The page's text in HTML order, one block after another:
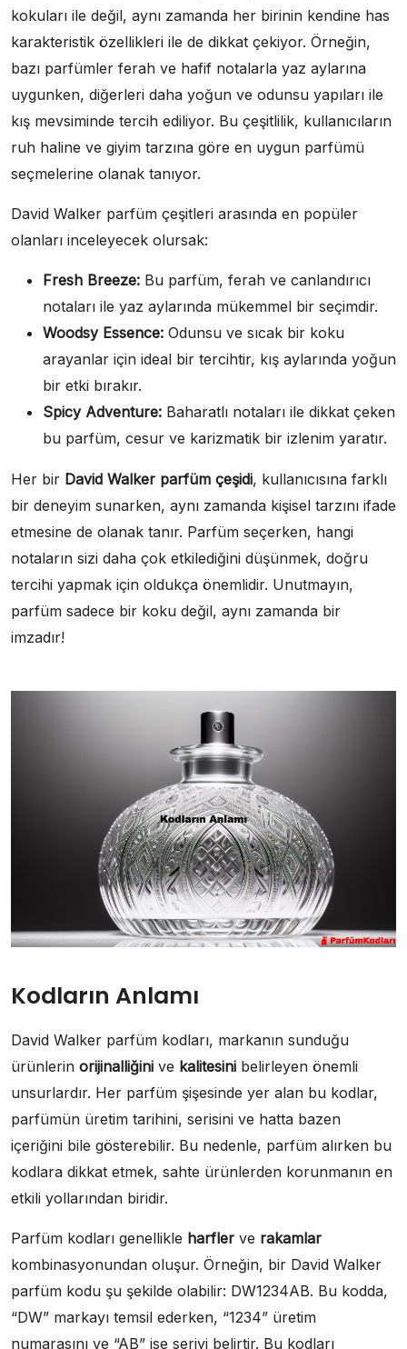
kokuları ile değil, aynı zamanda her birinin kendine has
karakteristik özellikleri ile de dikkat çekiyor. Örneğin,
bazı parfümler ferah ve hafif notalarla yaz aylarına
uygunken, diğerleri daha yoğun ve odunsu yapıları ile
kış mevsiminde tercih ediliyor. Bu çeşitlilik, kullanıcıların
ruh haline ve giyim tarzına göre en uygun parfümü
seçmelerine olanak tanıyor.
David Walker parfüm çeşitleri arasında en popüler
olanları inceleyecek olursak:
Fresh Breeze: Bu parfüm, ferah ve canlandırıcı
notaları ile yaz aylarında mükemmel bir seçimdir.
Woodsy Essence: Odunsu ve sıcak bir koku
arayanlar için ideal bir tercihtir, kış aylarında yoğun
bir etki bırakır.
Spicy Adventure: Baharatlı notaları ile dikkat çeken
bu parfüm, cesur ve karizmatik bir izlenim yaratır.
Her bir David Walker parfüm çeşidi, kullanıcısına farklı
bir deneyim sunarken, aynı zamanda kişisel tarzını ifade
etmesine de olanak tanır. Parfüm seçerken, hangi
notaların sizi daha çok etkilediğini düşünmek, doğru
tercihi yapmak için oldukça önemlidir. Unutmayın,
parfüm sadece bir koku değil, aynı zamanda bir
imzadır!
Kodların Anlamı
David Walker parfüm kodları, markanın sunduğu
ürünlerin orijinalliğini ve kalitesini belirleyen önemli
unsurlardır. Her parfüm şişesinde yer alan bu kodlar,
parfümün üretim tarihini, serisini ve hatta bazen
içeriğini bile gösterebilir. Bu nedenle, parfüm alırken bu
kodlara dikkat etmek, sahte ürünlerden korunmanın en
etkili yollarından biridir.
Parfüm kodları genellikle harfler ve rakamlar
kombinasyonundan oluşur. Örneğin, bir David Walker
parfüm kodu şu şekilde olabilir: DW1234AB. Bu kodda,
“DW” markayı temsil ederken, “1234” üretim
numarasını ve “AB” ise seriyi belirtir. Bu kodları